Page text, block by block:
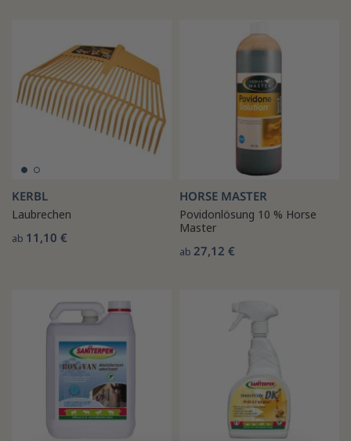
KERBL
Laubrechen
ab 11,10 €
HORSE MASTER
Povidonlösung 10 % Horse
Master
ab 27,12 €